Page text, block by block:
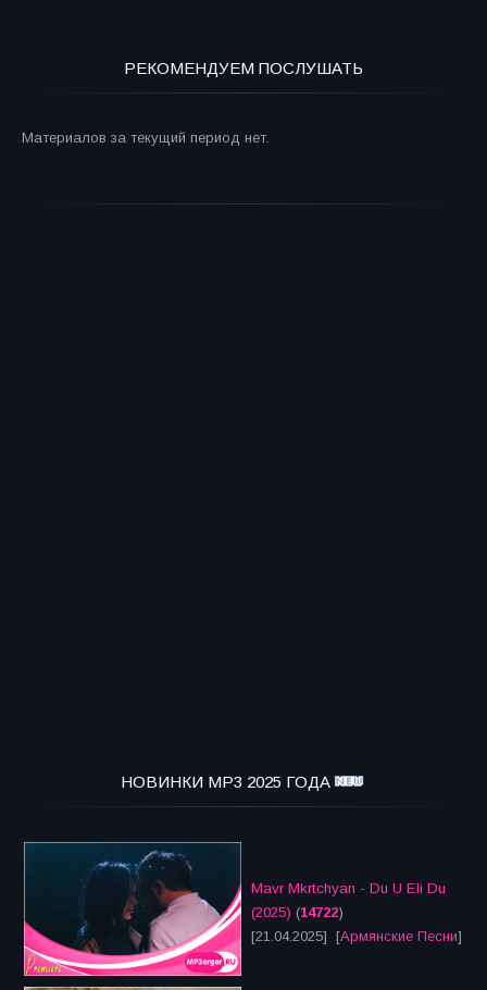
РЕКОМЕНДУЕМ ПОСЛУШАТЬ
Материалов за текущий период нет.
НОВИНКИ MP3 2025 ГОДА
Mavr Mkrtchyan - Du U Eli Du
(2025) (14722)
[21.04.2025] [Армянские Песни]